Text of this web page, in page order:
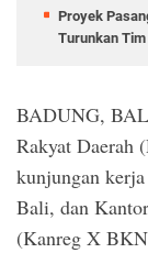
Proyek
Turunkan
BADUNG,
Rakyat Daerah
kunjungan
Bali, dan
(Kanreg X